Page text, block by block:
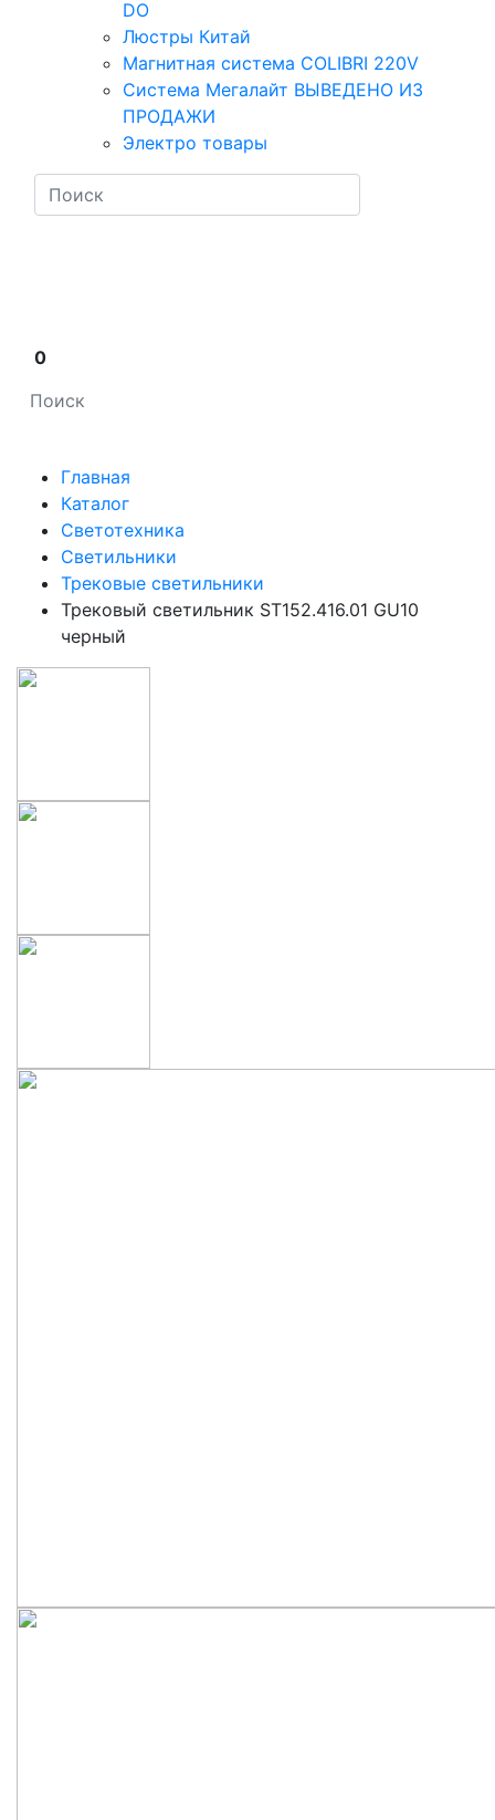
DO
Люстры Китай
Магнитная система COLIBRI 220V
Система Мегалайт ВЫВЕДЕНО ИЗ
ПРОДАЖИ
Электро товары
0
Главная
Каталог
Светотехника
Светильники
Трековые светильники
Трековый светильник ST152.416.01 GU10
черный